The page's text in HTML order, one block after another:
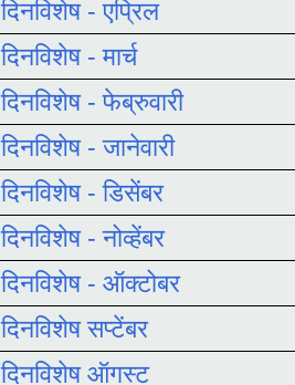
दिनविशेष - एप्रिल
दिनविशेष - मार्च
दिनविशेष - फेब्रुवारी
दिनविशेष - जानेवारी
दिनविशेष - डिसेंबर
दिनविशेष - नोव्हेंबर
दिनविशेष - ऑक्टोबर
दिनविशेष सप्टेंबर
दिनविशेष ऑगस्ट